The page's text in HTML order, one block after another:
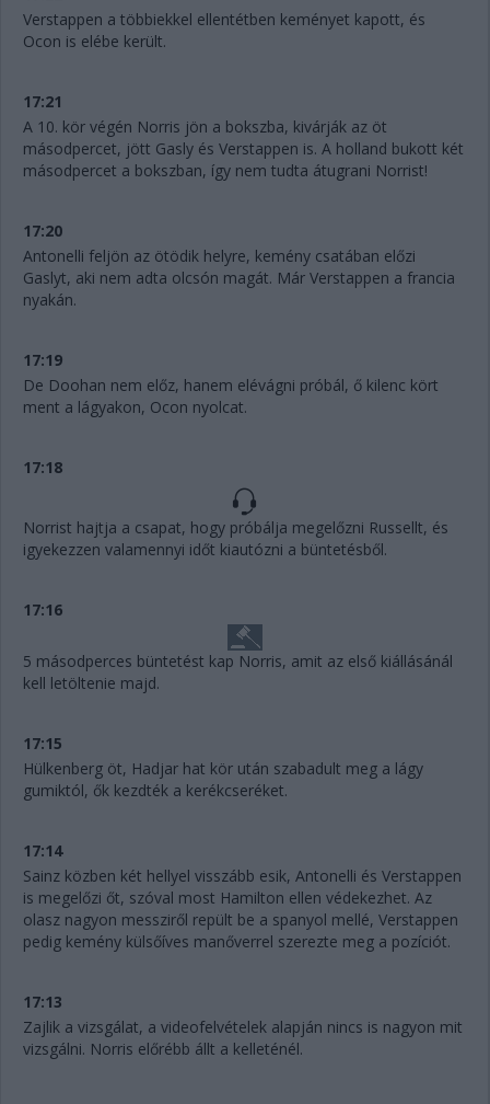
Verstappen a többiekkel ellentétben keményet kapott, és
Ocon is elébe került.
17:21
A 10. kör végén Norris jön a bokszba, kivárják az öt
másodpercet, jött Gasly és Verstappen is. A holland bukott két
másodpercet a bokszban, így nem tudta átugrani Norrist!
17:20
Antonelli feljön az ötödik helyre, kemény csatában előzi
Gaslyt, aki nem adta olcsón magát. Már Verstappen a francia
nyakán.
17:19
De Doohan nem előz, hanem elévágni próbál, ő kilenc kört
ment a lágyakon, Ocon nyolcat.
17:18
Norrist hajtja a csapat, hogy próbálja megelőzni Russellt, és
igyekezzen valamennyi időt kiautózni a büntetésből.
17:16
5 másodperces büntetést kap Norris, amit az első kiállásánál
kell letöltenie majd.
17:15
Hülkenberg öt, Hadjar hat kör után szabadult meg a lágy
gumiktól, ők kezdték a kerékcseréket.
17:14
Sainz közben két hellyel visszább esik, Antonelli és Verstappen
is megelőzi őt, szóval most Hamilton ellen védekezhet. Az
olasz nagyon messziről repült be a spanyol mellé, Verstappen
pedig kemény külsőíves manőverrel szerezte meg a pozíciót.
17:13
Zajlik a vizsgálat, a videofelvételek alapján nincs is nagyon mit
vizsgálni. Norris előrébb állt a kelleténél.